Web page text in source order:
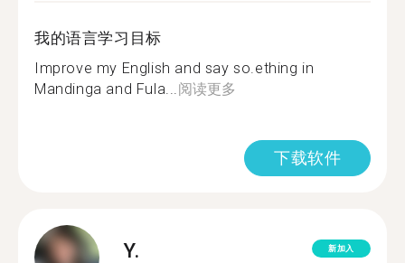
我的语言学习目标
Improve my English and say so.ething in
Mandinga and Fula... 阅读更多
下载软件
Y. 新加入